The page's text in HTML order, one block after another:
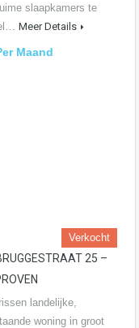
slaapkamers te
Meer Details
Maand
Verkocht
25 –
landelijke,
woning in groot